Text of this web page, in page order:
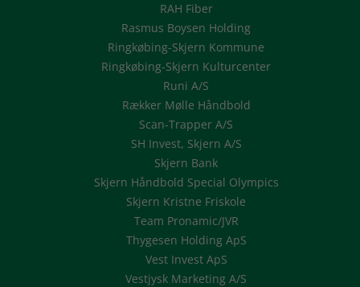
RAH Fiber
Rasmus Boysen Holding
Ringkøbing-Skjern Kommune
Ringkøbing-Skjern Kulturcenter
Runi A/S
Rækker Mølle Håndbold
Scan-Trapper A/S
SH Invest, Skjern A/S
Skjern Bank
Skjern Håndbold Special Olympics
Skjern Kristne Friskole
Team Pronamic/JVR
Thygesen Holding ApS
Vest Invest ApS
Vestjysk Marketing A/S